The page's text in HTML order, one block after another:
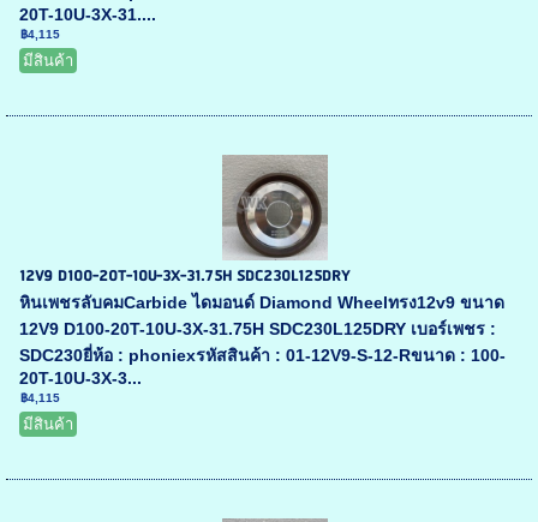
20T-10U-3X-31....
฿4,115
มีสินค้า
12V9 D100-20T-10U-3X-31.75H SDC230L125DRY
หินเพชรลับคมCarbide ไดมอนด์ Diamond Wheelทรง12v9 ขนาด
12V9 D100-20T-10U-3X-31.75H SDC230L125DRY เบอร์เพชร :
SDC230ยี่ห้อ : phoniexรหัสสินค้า : 01-12V9-S-12-Rขนาด : 100-
20T-10U-3X-3...
฿4,115
มีสินค้า